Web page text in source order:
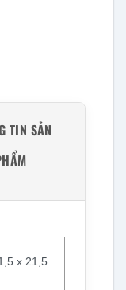
TIN SẢN
x 21,5